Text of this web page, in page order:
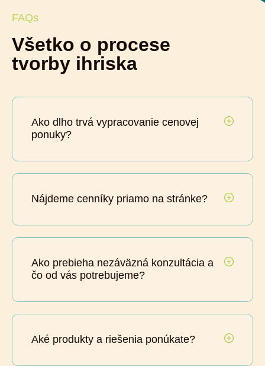
FAQs
Všetko o procese
tvorby ihriska
Ako dlho trvá vypracovanie cenovej
ponuky?
Nájdeme cenníky priamo na stránke?
Ako prebieha nezáväzná konzultácia a
čo od vás potrebujeme?
Aké produkty a riešenia ponúkate?